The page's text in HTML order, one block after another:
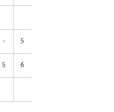
- 5
5 6